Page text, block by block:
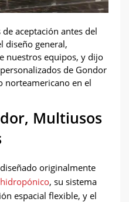
aceptación antes del
diseño general,
nuestros equipos, y dijo
de Gondor
norteamericano en el
Multiusos
originalmente
, su sistema
espacial flexible, y el